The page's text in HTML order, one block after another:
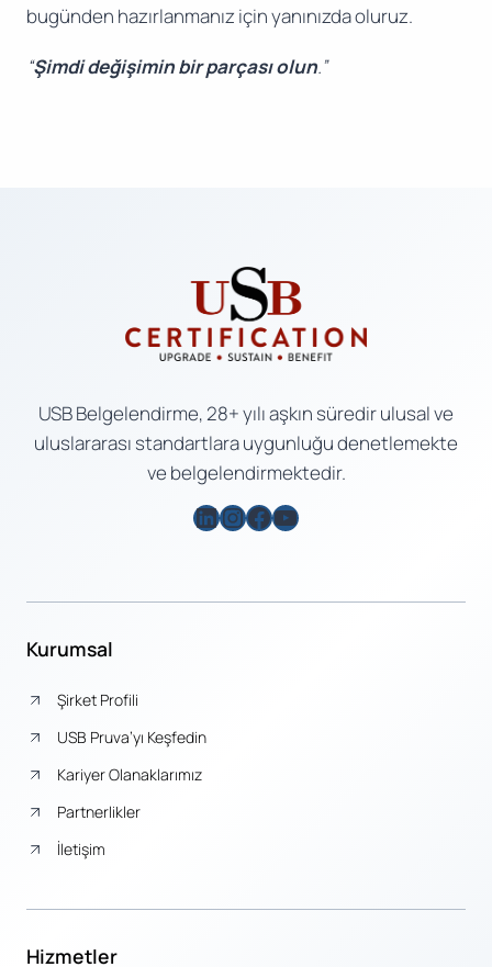
bugünden hazırlanmanız için yanınızda oluruz.
“Şimdi değişimin bir parçası olun.”
USB Belgelendirme, 28+ yılı aşkın süredir ulusal ve
uluslararası standartlara uygunluğu denetlemekte
ve belgelendirmektedir.
LinkedIn
Instagram
Facebook
YouTube
Kurumsal
Şirket Profili
USB Pruva’yı Keşfedin
Kariyer Olanaklarımız
Partnerlikler
İletişim
Hizmetler